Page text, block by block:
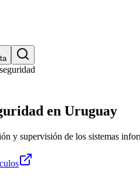
en Uruguay
y supervisión de los sistemas